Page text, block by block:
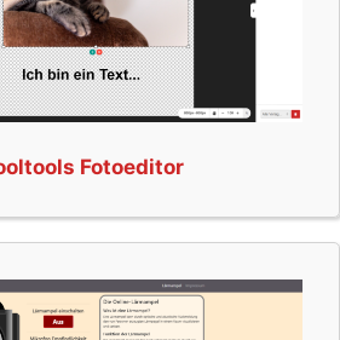
Fotoeditor